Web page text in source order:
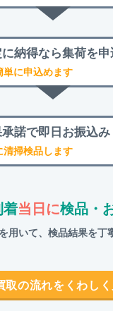
納得なら集荷を申
単に申込めます
諾で即日お振込み
清掃検品します
当日に検品・
用いて、検品結果を丁
取の流れをくわし